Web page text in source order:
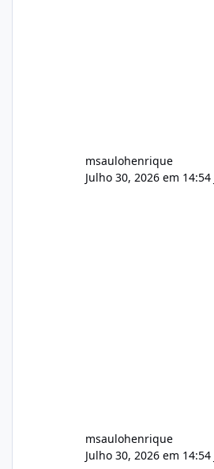
msaulohenrique
Julho 30, 2026 em 14:54
msaulohenrique
Julho 30, 2026 em 14:54